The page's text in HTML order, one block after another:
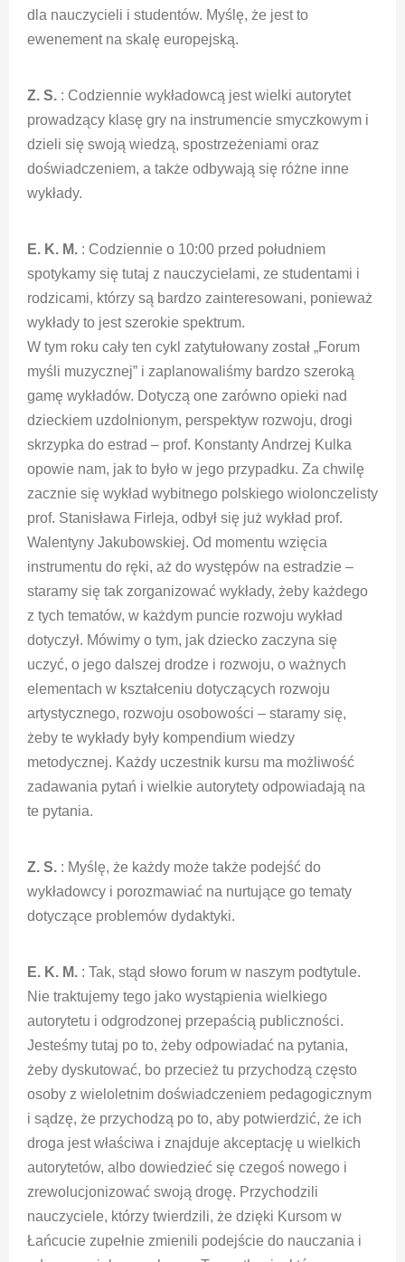
dla nauczycieli i studentów. Myślę, że jest to
ewenement na skalę europejską.
Z. S. : Codziennie wykładowcą jest wielki autorytet
prowadzący klasę gry na instrumencie smyczkowym i
dzieli się swoją wiedzą, spostrzeżeniami oraz
doświadczeniem, a także odbywają się różne inne
wykłady.
E. K. M. : Codziennie o 10:00 przed południem
spotykamy się tutaj z nauczycielami, ze studentami i
rodzicami, którzy są bardzo zainteresowani, ponieważ
wykłady to jest szerokie spektrum.
W tym roku cały ten cykl zatytułowany został „Forum
myśli muzycznej” i zaplanowaliśmy bardzo szeroką
gamę wykładów. Dotyczą one zarówno opieki nad
dzieckiem uzdolnionym, perspektyw rozwoju, drogi
skrzypka do estrad – prof. Konstanty Andrzej Kulka
opowie nam, jak to było w jego przypadku. Za chwilę
zacznie się wykład wybitnego polskiego wiolonczelisty
prof. Stanisława Firleja, odbył się już wykład prof.
Walentyny Jakubowskiej. Od momentu wzięcia
instrumentu do ręki, aż do występów na estradzie –
staramy się tak zorganizować wykłady, żeby każdego
z tych tematów, w każdym puncie rozwoju wykład
dotyczył. Mówimy o tym, jak dziecko zaczyna się
uczyć, o jego dalszej drodze i rozwoju, o ważnych
elementach w kształceniu dotyczących rozwoju
artystycznego, rozwoju osobowości – staramy się,
żeby te wykłady były kompendium wiedzy
metodycznej. Każdy uczestnik kursu ma możliwość
zadawania pytań i wielkie autorytety odpowiadają na
te pytania.
Z. S. : Myślę, że każdy może także podejść do
wykładowcy i porozmawiać na nurtujące go tematy
dotyczące problemów dydaktyki.
E. K. M. : Tak, stąd słowo forum w naszym podtytule.
Nie traktujemy tego jako wystąpienia wielkiego
autorytetu i odgrodzonej przepaścią publiczności.
Jesteśmy tutaj po to, żeby odpowiadać na pytania,
żeby dyskutować, bo przecież tu przychodzą często
osoby z wieloletnim doświadczeniem pedagogicznym
i sądzę, że przychodzą po to, aby potwierdzić, że ich
droga jest właściwa i znajduje akceptację u wielkich
autorytetów, albo dowiedzieć się czegoś nowego i
zrewolucjonizować swoją drogę. Przychodzili
nauczyciele, którzy twierdzili, że dzięki Kursom w
Łańcucie zupełnie zmienili podejście do nauczania i